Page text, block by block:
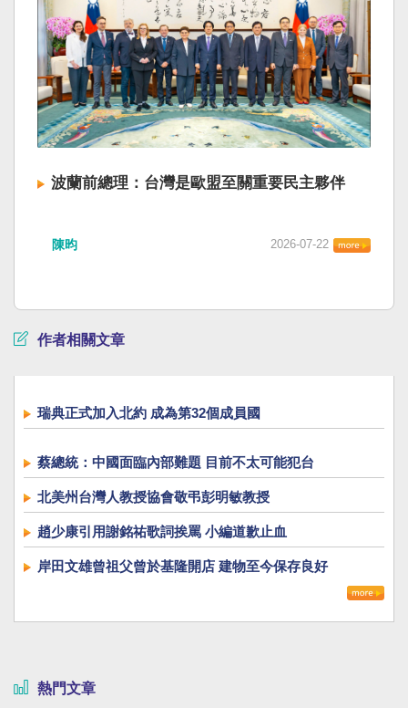
波蘭前總理：台灣是歐盟至關重要民主夥伴
陳昀 2026-07-22
作者相關文章
瑞典正式加入北約 成為第32個成員國
蔡總統：中國面臨內部難題 目前不太可能犯台
北美州台灣人教授協會敬弔彭明敏教授
趙少康引用謝銘祐歌詞挨罵 小編道歉止血
岸田文雄曾祖父曾於基隆開店 建物至今保存良好
熱門文章